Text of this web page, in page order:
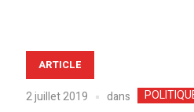
ARTICLE
2 juillet 2019 dans